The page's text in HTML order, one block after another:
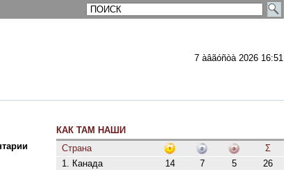
7 àâãóñòà 2026 16:51
КАК ТАМ НАШИ
Страна
Σ
1. Канада
14 7 5
26